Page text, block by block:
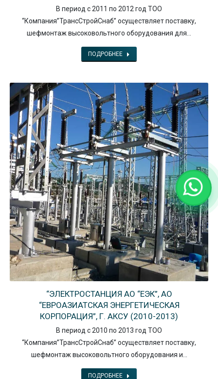
В период с 2011 по 2012 год ТОО
“Компания”ТрансСтройСнаб” осуществляет поставку,
шефмонтаж высоковольтного оборудования для…
ПОДРОБНЕЕ
“ЭЛЕКТРОСТАНЦИЯ АО “ЕЭК”, АО
“ЕВРОАЗИАТСКАЯ ЭНЕРГЕТИЧЕСКАЯ
КОРПОРАЦИЯ”, Г. АКСУ (2010-2013)
В период с 2010 по 2013 год ТОО
“Компания”ТрансСтройСнаб” осуществляет поставку,
шефмонтаж высоковольтного оборудования и…
ПОДРОБНЕЕ